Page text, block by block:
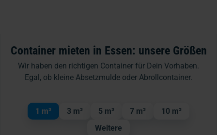
Container mieten in Essen: unsere Größen
Wir haben den richtigen Container für Dein Vorhaben.
Egal, ob kleine Absetzmulde oder Abrollcontainer.
1 m³ 3 m³ 5 m³ 7 m³
10 m³
Weitere